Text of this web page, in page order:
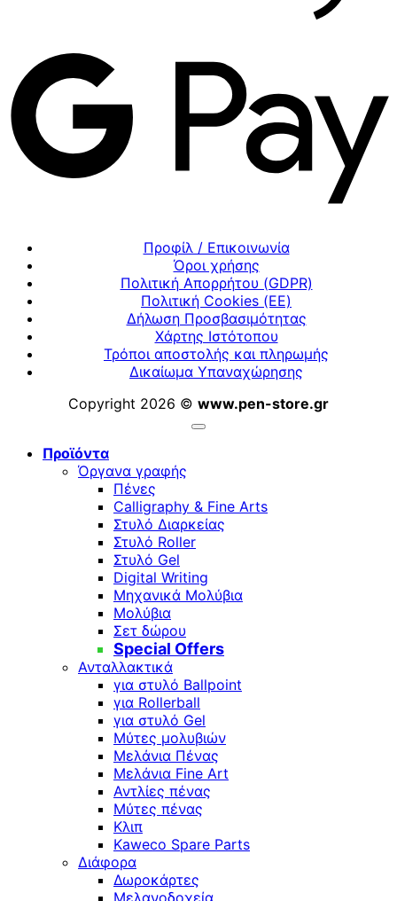
Προφίλ / Επικοινωνία
Όροι χρήσης
Πολιτική Απορρήτου (GDPR)
Πολιτική Cookies (ΕΕ)
Δήλωση Προσβασιμότητας
Χάρτης Ιστότοπου
Τρόποι αποστολής και πληρωμής
Δικαίωμα Υπαναχώρησης
Copyright 2026 © www.pen-store.gr
Προϊόντα
Όργανα γραφής
Πένες
Calligraphy & Fine Arts
Στυλό Διαρκείας
Στυλό Roller
Στυλό Gel
Digital Writing
Μηχανικά Μολύβια
Μολύβια
Σετ δώρου
Special Offers
Ανταλλακτικά
για στυλό Ballpoint
για Rollerball
για στυλό Gel
Μύτες μολυβιών
Μελάνια Πένας
Μελάνια Fine Art
Αντλίες πένας
Μύτες πένας
Κλιπ
Kaweco Spare Parts
Διάφορα
Δωροκάρτες